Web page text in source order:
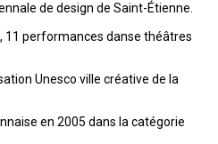
de design de Saint-Étienne.
11 performances danse théâtres
Unesco ville créative de la
en 2005 dans la catégorie